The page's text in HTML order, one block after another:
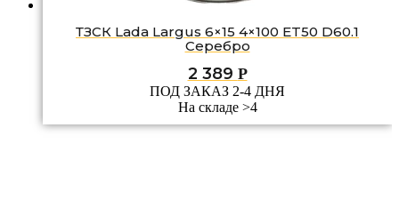
ТЗСК Lada Largus 6×15 4×100 ET50 D60.1
Серебро
2 389 Р
ПОД ЗАКАЗ 2-4 ДНЯ
На складе >4